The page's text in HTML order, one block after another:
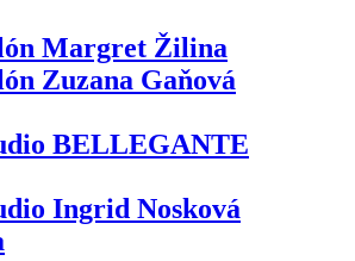
Margret Žilina
Zuzana Gaňová
BELLEGANTE
Ingrid Nosková